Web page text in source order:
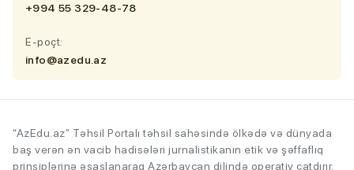
+994 55 329-48-78
E-poçt:
info@azedu.az
“AzEdu.az” Təhsil Portalı təhsil sahəsində ölkədə və dünyada
baş verən ən vacib hadisələri jurnalistikanın etik və şəffaflıq
prinsiplərinə əsaslanaraq Azərbaycan dilində operativ çatdırır.